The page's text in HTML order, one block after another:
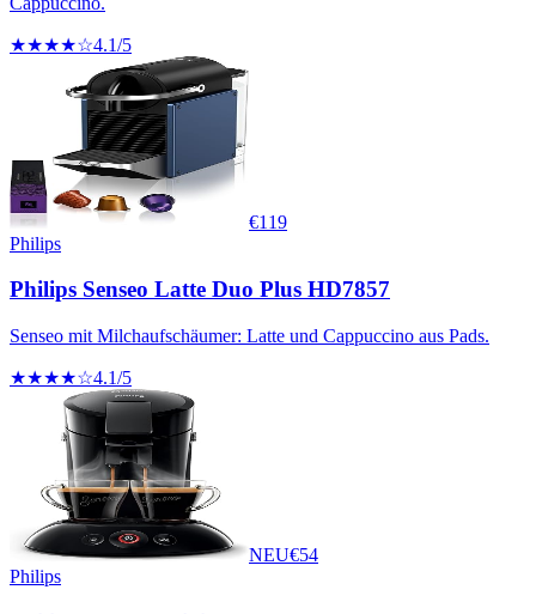
★★★★☆4.1/5
€119
Philips
Philips Senseo Latte Duo Plus HD7857
Senseo mit Milchaufschäumer: Latte und Cappuccino aus Pads.
★★★★☆4.1/5
NEU€54
Philips